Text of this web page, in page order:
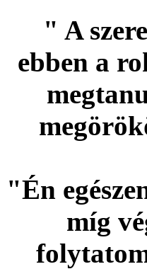
" A
ebben a
"Én
míg